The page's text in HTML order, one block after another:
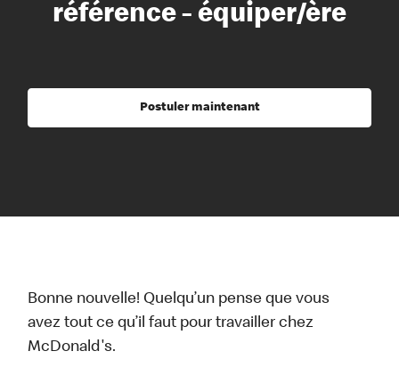
référence - équiper/ère
Postuler maintenant
Bonne nouvelle! Quelqu’un pense que vous
avez tout ce qu’il faut pour travailler chez
McDonald's.